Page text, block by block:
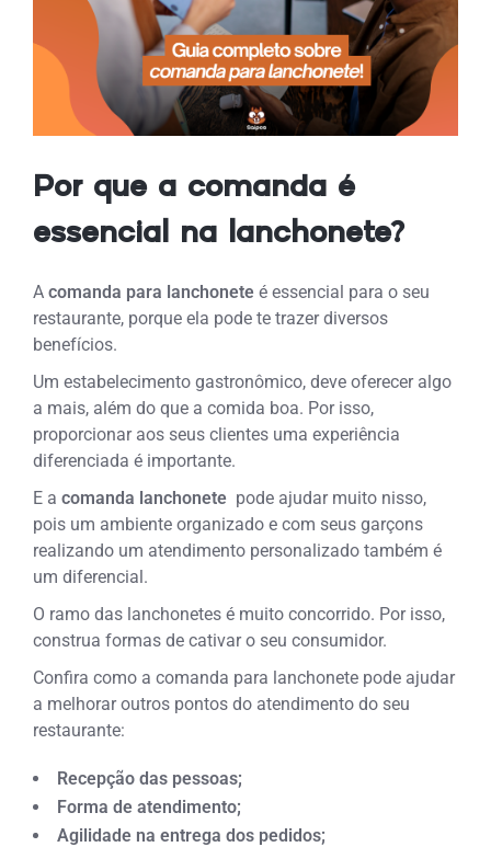
Por que a comanda é
essencial na lanchonete?
Acomanda para lanchonete é essencial para o seu
restaurante, porque ela pode te trazer diversos
benefícios.
Um estabelecimento gastronômico, deve oferecer algo
a mais, além do que a comida boa. Por isso,
proporcionar aos seus clientes uma experiência
diferenciada é importante.
E acomanda lanchonete pode ajudar muito nisso,
pois um ambiente organizado e com seus garçons
realizando um atendimento personalizado também é
um diferencial.
O ramo das lanchonetes é muito concorrido. Por isso,
construa formas de cativar o seu consumidor.
Confira como a comanda para lanchonete pode ajudar
a melhorar outros pontos do atendimento do seu
restaurante:
Recepção das pessoas;
Forma de atendimento;
Agilidade na entrega dos pedidos;